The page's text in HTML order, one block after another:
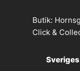
Butik:
Click &